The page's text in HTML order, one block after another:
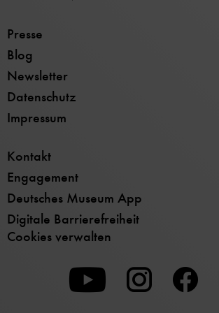
Presse
Blog
Newsletter
Datenschutz
Impressum
Kontakt
Engagement
Deutsches Museum App
Digitale Barrierefreiheit
Cookies verwalten
Zu
unserer
Zu